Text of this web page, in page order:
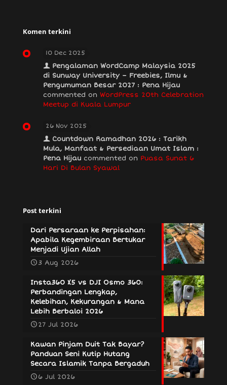
Komen terkini
10 Dec 2025
Pengalaman WordCamp Malaysia 2025
di Sunway University – Freebies, Ilmu &
Pengumuman Besar 2027 : Pena Hijau
commented on WordPress 20th Celebration
Meetup di Kuala Lumpur
26 Nov 2025
Countdown Ramadhan 2026 : Tarikh
Mula, Manfaat & Persediaan Umat Islam :
Pena Hijau commented on Puasa Sunat 6
Hari Di Bulan Syawal
Post terkini
Dari Persaraan ke Perpisahan:
Apabila Kegembiraan Bertukar
Menjadi Ujian Allah
3 Aug 2026
Insta360 X5 vs DJI Osmo 360:
Perbandingan Lengkap,
Kelebihan, Kekurangan & Mana
Lebih Berbaloi 2026
27 Jul 2026
Kawan Pinjam Duit Tak Bayar?
Panduan Seni Kutip Hutang
Secara Islamik Tanpa Bergaduh
6 Jul 2026